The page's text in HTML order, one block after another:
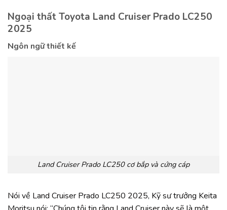
Ngoại thất Toyota Land Cruiser Prado LC250
2025
Ngôn ngữ thiết kế
Land Cruiser Prado LC250 cơ bắp và cứng cáp
Nói về Land Cruiser Prado LC250 2025, Kỹ sư trưởng Keita